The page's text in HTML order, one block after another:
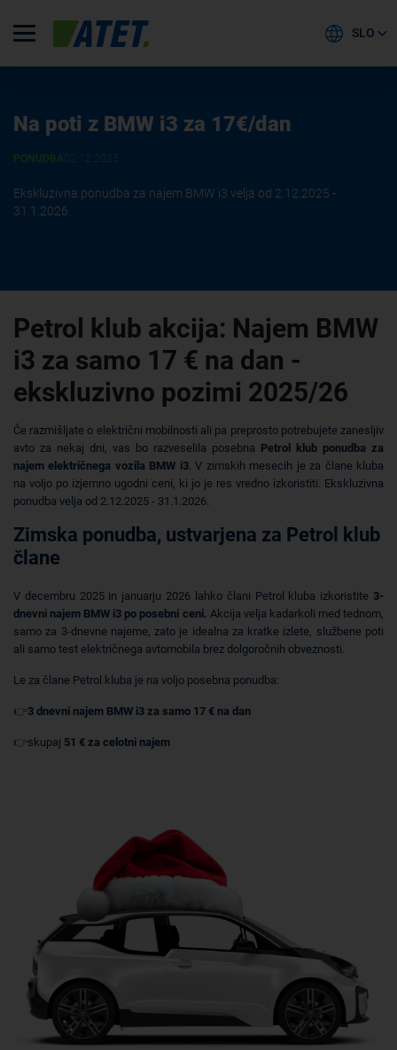
SLO
Na poti z BMW i3 za 17€/dan
02.12.2025
Ekskluzivna ponudba za najem BMW i3 velja od 2.12.2025 -
31.1.2026.
Petrol klub akcija: Najem BMW
i3 za samo 17 € na dan -
ekskluzivno pozimi 2025/26
Če razmišljate o električni mobilnosti ali pa preprosto potrebujete zanesljiv
avto za nekaj dni, vas bo razveselila posebna Petrol klub ponudba za
najem električnega vozila BMW i3. V zimskih mesecih je za člane kluba
na voljo po izjemno ugodni ceni, ki jo je res vredno izkoristiti. Ekskluzivna
ponudba velja od 2.12.2025 - 31.1.2026.
Zimska ponudba, ustvarjena za Petrol klub
člane
V decembru 2025 in januarju 2026 lahko člani Petrol kluba izkoristite 3-
dnevni najem BMW i3 po posebni ceni. Akcija velja kadarkoli med tednom,
samo za 3-dnevne najeme, zato je idealna za kratke izlete, službene poti
ali samo test električnega avtomobila brez dolgoročnih obveznosti.
Le za člane Petrol kluba je na voljo posebna ponudba:
👉3 dnevni najem BMW i3 za samo 17 € na dan
👉skupaj 51 € za celotni najem